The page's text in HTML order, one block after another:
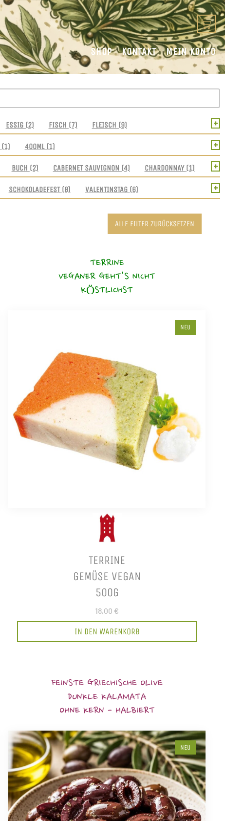
SHOP KONTAKT MEIN KONTO
ESSIG (2) FISCH (7) FLEISCH (9)
+
(1) 400ML (1)
+
BUCH (2) CABERNET SAUVIGNON (4) CHARDONNAY (1)
+
SCHOKOLADEFEST (8) VALENTINSTAG (6) +
ALLE FILTER ZURÜCKSETZEN
TERRINE
VEGANER GEHT'S NICHT
KÖSTLICHST
NEU
TERRINE
GEMÜSE VEGAN
500G
18,00 €
IN DEN WARENKORB
FEINSTE GRIECHISCHE OLIVE
DUNKLE KALAMATA
OHNE KERN - HALBIERT
NEU